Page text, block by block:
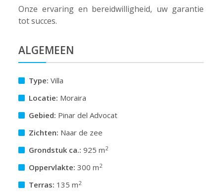
Onze ervaring en bereidwilligheid, uw garantie
tot succes.
ALGEMEEN
Type: Villa
Locatie: Moraira
Gebied: Pinar del Advocat
Zichten: Naar de zee
Grondstuk ca.: 925 m2
Oppervlakte: 300 m2
Terras: 135 m2